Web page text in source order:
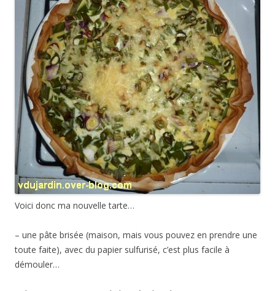
Voici donc ma nouvelle tarte…
– une pâte brisée (maison, mais vous pouvez en prendre une
toute faite), avec du papier sulfurisé, c’est plus facile à
démouler…